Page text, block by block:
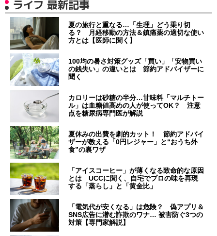
ライフ 最新記事
夏の旅行と重なる…「生理」どう乗り切
る？ 月経移動の方法＆鎮痛薬の適切な使い
方とは【医師に聞く】
100均の暑さ対策グッズ「買い」「安物買い
の銭失い」の違いとは 節約アドバイザーに
聞く
カロリーは砂糖の半分…甘味料「マルチトー
ル」は血糖値高めの人が使ってOK？ 注意
点を糖尿病専門医が解説
夏休みの出費を劇的カット！ 節約アドバイ
ザーが教える「0円レジャー」と“おうち外
食”の裏ワザ
「アイスコーヒー」が薄くなる致命的な原因
とは UCCに聞く、自宅でプロの味を再現
する「蒸らし」と「黄金比」
「電気代が安くなる」は危険？ 偽アプリ＆
SNS広告に潜む詐欺のワナ… 被害防ぐ3つの
対策【専門家解説】